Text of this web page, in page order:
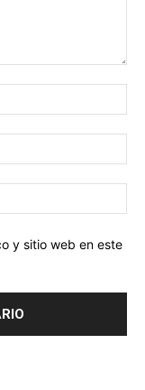
y sitio web en este